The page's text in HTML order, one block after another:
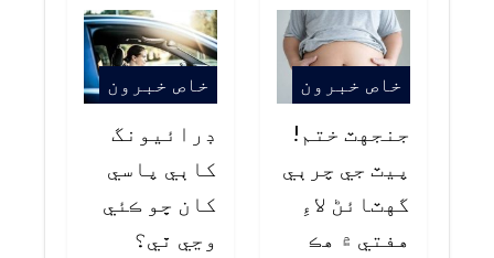
خاص خبرون
جنجهٽ ختم!
پيٽ جي چرٻي
گهٽائڻ لاءِ
هفتي ۾ هڪ
خاص خبرون
ڊرائيونگ
کاٻي پاسي
کان ڇو ڪئي
وڃي ٿي؟